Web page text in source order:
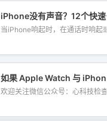
iPhone没有声音？12个快
当iPhone响起时，在通话时响起
如果 Apple Watch 与
欢迎关注微信公众号：心科技检